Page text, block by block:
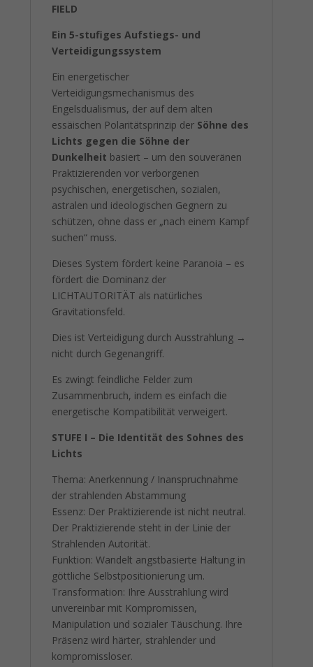
FIELD
Ein 5-stufiges Aufstiegs- und
Verteidigungssystem
Ein energetischer
Verteidigungsmechanismus des
Engelsdualismus, der auf dem alten
essäischen Polaritätsprinzip der Söhne des
Lichts gegen die Söhne der
Dunkelheit basiert – um den souveränen
Praktizierenden vor verborgenen
psychischen, energetischen, sozialen,
astralen und ideologischen Gegnern zu
schützen, ohne dass er „nach einem Kampf
suchen“ muss.
Dieses System fördert keine Paranoia – es
fördert die Dominanz der
LICHTAUTORITÄT als natürliches
Gravitationsfeld.
Dies ist Verteidigung durch Ausstrahlung →
nicht durch Gegenangriff.
Es zwingt feindliche Felder zum
Zusammenbruch, indem es einfach die
energetische Kompatibilität verweigert.
STUFE I – Die Identität des Sohnes des
Lichts
Thema: Anerkennung / Inanspruchnahme
der strahlenden Abstammung
Essenz: Der Praktizierende ist nicht neutral.
Der Praktizierende steht in der Linie der
Strahlenden Autorität.
Funktion: Wandelt angstbasierte Haltung in
göttliche Selbstpositionierung um.
Transformation: Ihre Ausstrahlung wird
unvereinbar mit Kompromissen,
Manipulation und sozialer Täuschung. Ihre
Präsenz wird härter, strahlender und
kompromissloser.